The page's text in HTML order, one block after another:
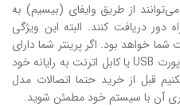
از طریق وایفای (بیسیم) به
دریافت کنند. البته این ویژگی
خواهد بود. اگر پرینتر شما دارای
این قابلیت نیست باید آن را از طریق پورت USB یا کابل اترنت به رایانه خود
قبل از خرید حتما اتصالات مدل
آن با سیستم خود مطمئن شوید.